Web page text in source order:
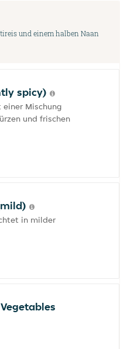
und einem halben Naan
spicy)
Mischung
und frischen
in milder